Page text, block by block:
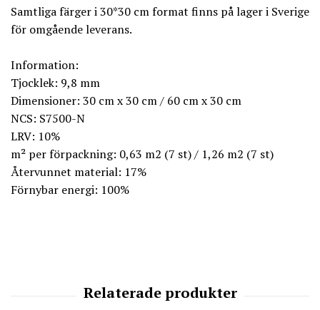
Samtliga färger i 30*30 cm format finns på lager i Sverige
för omgående leverans.
Information:
Tjocklek: 9,8 mm
Dimensioner: 30 cm x 30 cm / 60 cm x 30 cm
NCS: S7500-N
LRV: 10%
m² per förpackning: 0,63 m2 (7 st) / 1,26 m2 (7 st)
Återvunnet material: 17%
Förnybar energi: 100%